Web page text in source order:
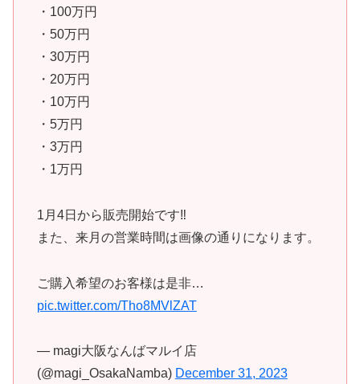
・100万円
・50万円
・30万円
・20万円
・10万円
・5万円
・3万円
・1万円
1月4日から販売開始です‼️
また、来月の営業時間は画像の通りになります。
ご購入希望のお客様は是非…
pic.twitter.com/Tho8MVlZAT
— magi大阪なんばマルイ店
(@magi_OsakaNamba) December 31, 2023